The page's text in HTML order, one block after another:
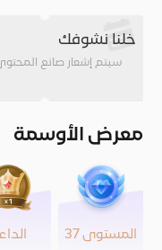
خلنا نشوفك
سيتم إشعار صانع
معرض الأوسمة
المستوى 37